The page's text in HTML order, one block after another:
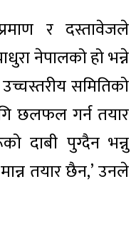
र दस्तावेजले
नेपालको हो भन्ने
समितिको
छलफल गर्न तयार
दाबी पुग्दैन भन्नु
तयार छैन,’ उनले